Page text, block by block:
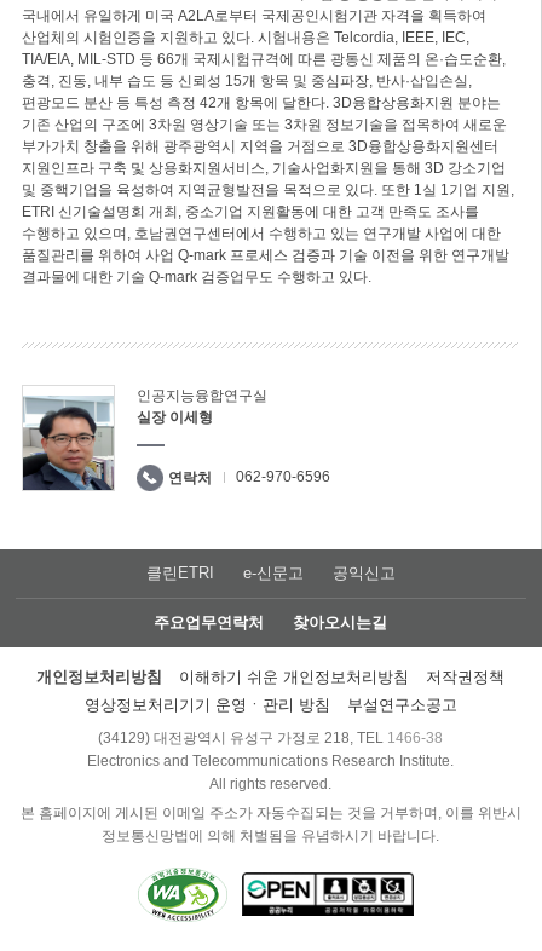
국내에서 유일하게 미국 A2LA로부터 국제공인시험기관 자격을 획득하여
산업체의 시험인증을 지원하고 있다. 시험내용은 Telcordia, IEEE, IEC,
TIA/EIA, MIL-STD 등 66개 국제시험규격에 따른 광통신 제품의 온·습도순환,
충격, 진동, 내부 습도 등 신뢰성 15개 항목 및 중심파장, 반사·삽입손실,
편광모드 분산 등 특성 측정 42개 항목에 달한다. 3D융합상용화지원 분야는
기존 산업의 구조에 3차원 영상기술 또는 3차원 정보기술을 접목하여 새로운
부가가치 창출을 위해 광주광역시 지역을 거점으로 3D융합상용화지원센터
지원인프라 구축 및 상용화지원서비스, 기술사업화지원을 통해 3D 강소기업
및 중핵기업을 육성하여 지역균형발전을 목적으로 있다. 또한 1실 1기업 지원,
ETRI 신기술설명회 개최, 중소기업 지원활동에 대한 고객 만족도 조사를
수행하고 있으며, 호남권연구센터에서 수행하고 있는 연구개발 사업에 대한
품질관리를 위하여 사업 Q-mark 프로세스 검증과 기술 이전을 위한 연구개발
결과물에 대한 기술 Q-mark 검증업무도 수행하고 있다.
인공지능융합연구실
실장 이세형
연락처 062-970-6596
클린ETRI e-신문고 공익신고
주요업무연락처 찾아오시는길
개인정보처리방침 이해하기 쉬운 개인정보처리방침
저작권정책
영상정보처리기기 운영ㆍ관리 방침
부설연구소공고
(34129) 대전광역시 유성구 가정로 218, TEL 1466-38
Electronics and Telecommunications Research Institute.
All rights reserved.
본 홈페이지에 게시된 이메일 주소가 자동수집되는 것을 거부하며, 이를 위반시
정보통신망법에 의해 처벌됨을 유념하시기 바랍니다.